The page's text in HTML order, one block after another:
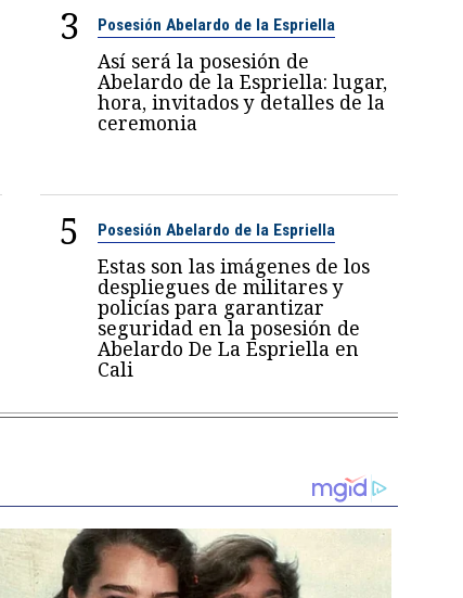
3 Posesión Abelardo de la Espriella
Así será la posesión de
Abelardo de la Espriella: lugar,
hora, invitados y detalles de la
ceremonia
5 Posesión Abelardo de la Espriella
Estas son las imágenes de los
despliegues de militares y
policías para garantizar
seguridad en la posesión de
Abelardo De La Espriella en
Cali